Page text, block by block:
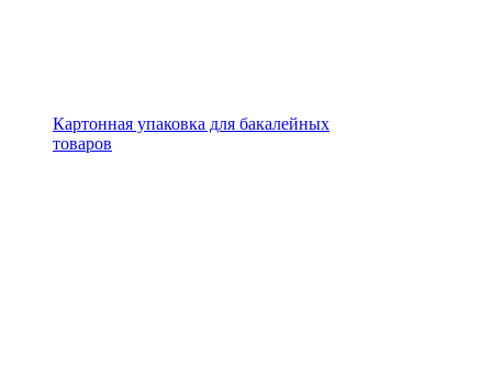
Картонная упаковка для бакалейных
товаров